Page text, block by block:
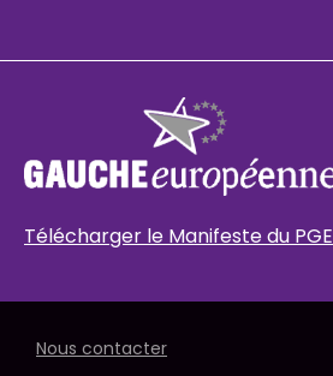
Télécharger le Manifeste du PGE
Nous contacter